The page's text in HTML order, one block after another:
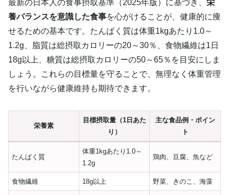
最新の日本人の食事摂取基準（2025年版）に基づき、 栄
養バランスを意識した食事を心がけることが、健康的に痩
せるための基本です。たんぱく質は体重1kgあたり1.0～
1.2g、脂質は総摂取カロリーの20～30％、食物繊維は1日
18g以上、糖質は総摂取カロリーの50～65％を目安にしま
しょう。これらの目標量を守ることで、無理なく体重管理
を行いながら健康維持も期待できます。
栄養素
目標摂取量（1日あた
り）
主な食品例・ポイン
ト
たんぱく質
体重1kgあたり1.0～
1.2g
鶏肉、豆腐、魚など
食物繊維 18g以上 野菜、きのこ、海藻